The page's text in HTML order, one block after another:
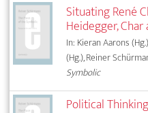
Situating René
Heidegger, Char
In: Kieran Aarons
(Hg.), Reiner
Symbolic
Political